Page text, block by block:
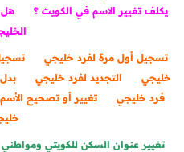
يكلف تغيير الاسم في الكويت ؟
هل
تسجيل أول مرة لفرد خليجي
خليجي
التجديد لفرد خليجي
فرد خليجي
تغيير أو تصحيح
تغيير عنوان السكن للكويتي